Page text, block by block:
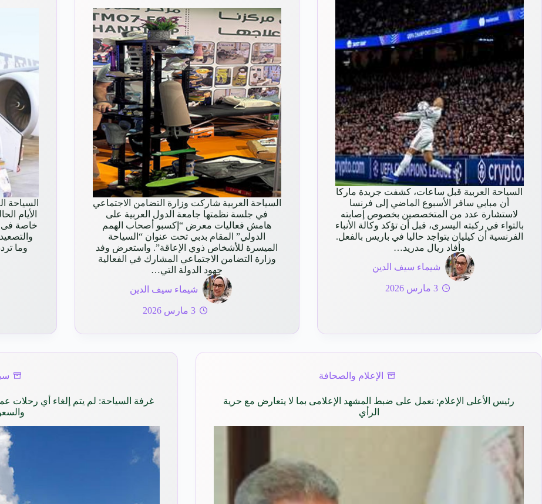
السياحة العربية قبل ساعات، كشفت جريدة ماركا
أن مبابي سافر الأسبوع الماضي إلى فرنسا
لاستشارة عدد من المتخصصين بخصوص إصابته
بالتواء في ركبته اليسرى، قبل أن تؤكد وكالة الأنباء
الفرنسية أن كيليان يتواجد حاليا في باريس بالفعل.
وأفاد ريال مدريد…
شيماء سيف الدين
3 مارس 2026
السياحة العربية شاركت وزارة التضامن الاجتماعي
في جلسة نظمتها جامعة الدول العربية على
هامش فعاليات معرض “إكسبو أصحاب الهمم
الدولي” المقام بدبي تحت عنوان “السياحة
الميسرة للأشخاص ذوي الإعاقة”. واستعرض وفد
وزارة التضامن الاجتماعي المشارك في الفعالية
جهود الدولة التي…
شيماء سيف الدين
3 مارس 2026
السياحة
الأيام
خاصة فى
وما
الإعلام والصحافة
رئيس الأعلى الإعلام: نعمل على ضبط المشهد الإعلامى بما لا يتعارض مع حرية
الرأي
غرفة السياحة: لم يتم إلغاء أي رحلات